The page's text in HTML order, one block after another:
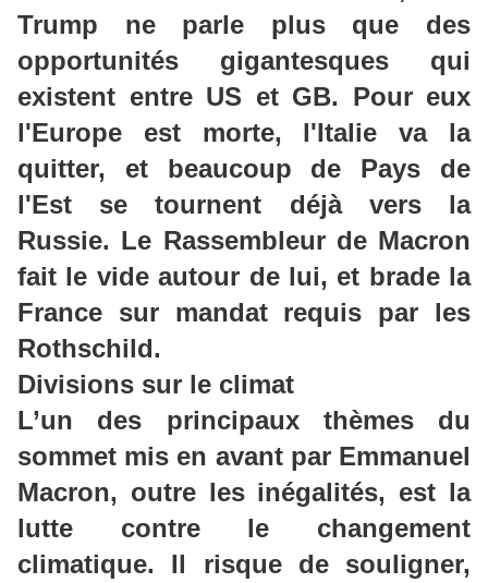
Trump ne parle plus que des
opportunités gigantesques qui
existent entre US et GB. Pour eux
l'Europe est morte, l'Italie va la
quitter, et beaucoup de Pays de
l'Est se tournent déjà vers la
Russie. Le Rassembleur de Macron
fait le vide autour de lui, et brade la
France sur mandat requis par les
Rothschild.
Divisions sur le climat
L’un des principaux thèmes du
sommet mis en avant par Emmanuel
Macron, outre les inégalités, est la
lutte contre le changement
climatique. Il risque de souligner,